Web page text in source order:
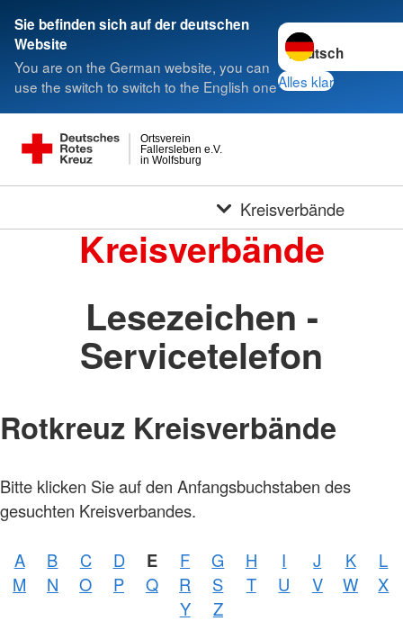
Sie befinden sich auf der deutschen
Website
You are on the German website, you can
use the switch to switch to the English one
Sprache wechseln
Alles klar
in Wolfsburg
Fallersleben e.V.
Ortsverein
Kreisverbände
Kreisverbände
Lesezeichen -
Servicetelefon
Rotkreuz Kreisverbände
Bitte klicken Sie auf den Anfangsbuchstaben des
gesuchten Kreisverbandes.
A B C D E F G H I J K
L
M
N O P Q R S T U V W
X
Y
Z
Foto:
Zelck /